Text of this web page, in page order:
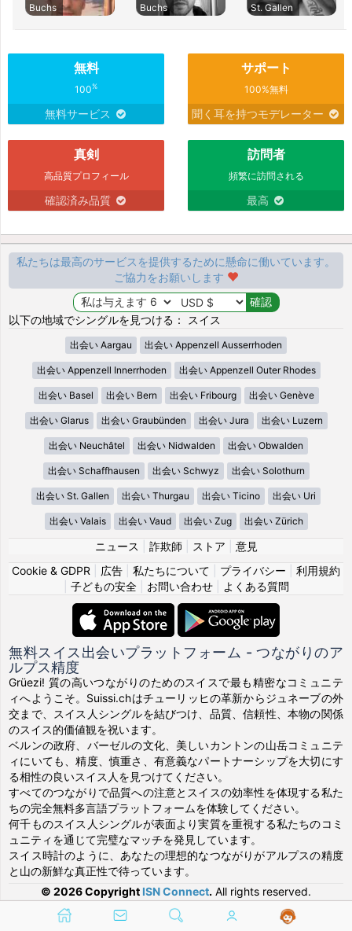
Buchs
Buchs
St. Gallen
無料
100%
無料サービス
サポート
100%無料
聞く耳を持つモデレーター
真剣
高品質プロフィール
確認済み品質
訪問者
頻繁に訪問される
最高
私たちは最高のサービスを提供するために懸命に働いています。
ご協力をお願いします
以下の地域でシングルを見つける： スイス
出会い Aargau 出会い Appenzell Ausserrhoden
出会い Appenzell Innerrhoden 出会い Appenzell Outer Rhodes
出会い Basel 出会い Bern 出会い Fribourg 出会い Genève
出会い Glarus 出会い Graubünden 出会い Jura 出会い Luzern
出会い Neuchâtel 出会い Nidwalden 出会い Obwalden
出会い Schaffhausen 出会い Schwyz 出会い Solothurn
出会い St. Gallen 出会い Thurgau 出会い Ticino 出会い Uri
出会い Valais 出会い Vaud 出会い Zug 出会い Zürich
ニュース 詐欺師 ストア
意見
Cookie & GDPR
広告 私たちについて プライバシー
利用規約
子どもの安全| お問い合わせ| よくある質問
無料スイス出会いプラットフォーム - つながりのア
ルプス精度
Grüezi! 質の高いつながりのためのスイスで最も精密なコミュニテ
ィへようこそ。Suissi.chはチューリッヒの革新からジュネーブの外
交まで、スイス人シングルを結びつけ、品質、信頼性、本物の関係
のスイス的価値観を祝います。
ベルンの政府、バーゼルの文化、美しいカントンの山岳コミュニテ
ィにいても、精度、慎重さ、有意義なパートナーシップを大切にす
る相性の良いスイス人を見つけてください。
すべてのつながりで品質への注意とスイスの効率性を体現する私た
ちの完全無料多言語プラットフォームを体験してください。
何千ものスイス人シングルが表面より実質を重視する私たちのコミ
ュニティを通じて完璧なマッチを発見しています。
スイス時計のように、あなたの理想的なつながりがアルプスの精度
と山の新鮮な真正性で待っています。
© 2026 Copyright ISN Connect. All rights reserved.